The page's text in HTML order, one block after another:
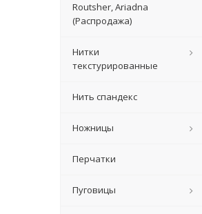
Routsher, Ariadna
(Распродажа)
Нитки
текстурированные
Нить спандекс
Ножницы
Перчатки
Пуговицы